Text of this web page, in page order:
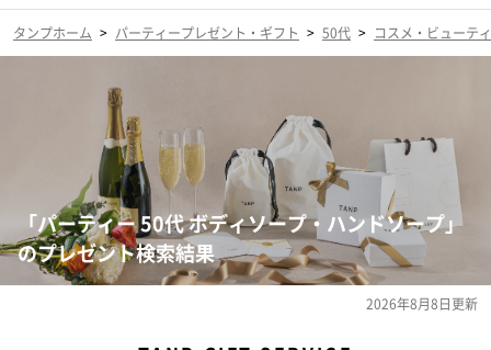
タンプホーム > パーティープレゼント・ギフト > 50代 > コスメ・ビューテ
「パーティー 50代 ボディソープ・ハンドソープ」
のプレゼント検索結果
2026年8月8日更新